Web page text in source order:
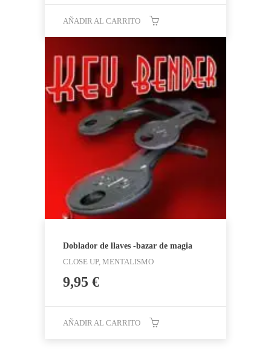
AÑADIR AL CARRITO
Doblador de llaves -bazar de magia
CLOSE UP, MENTALISMO
9,95 €
AÑADIR AL CARRITO